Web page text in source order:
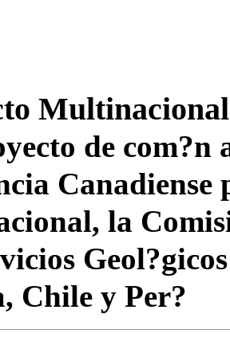
de com?n
Canadiense
la
Chile y Per?